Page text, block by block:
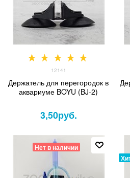
12141
Держатель для перегородок в
аквариуме BOYU (BJ-2)
3,50руб.
Нет в наличии